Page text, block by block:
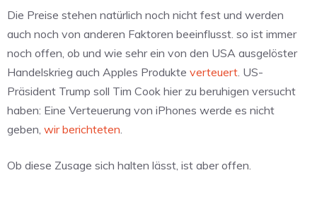
Die Preise stehen natürlich noch nicht fest und werden
auch noch von anderen Faktoren beeinflusst. so ist immer
noch offen, ob und wie sehr ein von den USA ausgelöster
Handelskrieg auch Apples Produkte verteuert. US-
Präsident Trump soll Tim Cook hier zu beruhigen versucht
haben: Eine Verteuerung von iPhones werde es nicht
geben, wir berichteten.
Ob diese Zusage sich halten lässt, ist aber offen.